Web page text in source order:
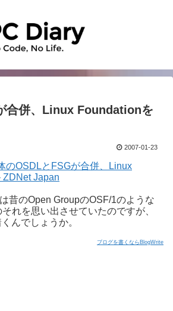
合併、Linux Foundationを
2007-01-23
のOSDLとFSGが合併、Linux
ZDNet Japan
昔のOpen GroupのOSF/1のような
れを思い出させていたのですが、
んでしょうか。
ブログを書くならBlogWrite